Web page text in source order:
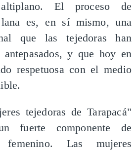
El proceso de
es, en sí mismo, una
que las tejedoras han
antepasados, y que hoy en
respetuosa con el medio
tejedoras de Tarapacá"
fuerte componente de
femenino. Las mujeres